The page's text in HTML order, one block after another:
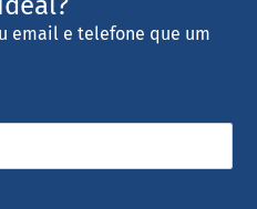
email e telefone que um